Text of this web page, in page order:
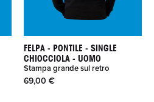
FELPA - PONTILE - SINGLE
CHIOCCIOLA - UOMO
Stampa grande sul retro
69,00 €